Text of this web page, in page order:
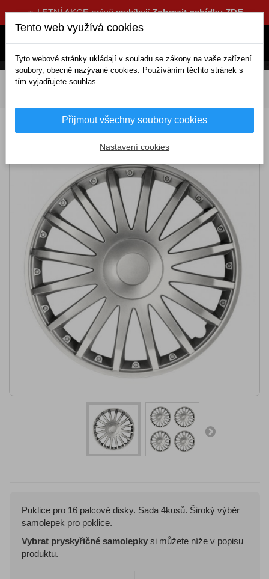
☀️ LETNÍ AKCE právě probíhajíZobrazit nabídku ZDE
DOMOV Exteriérové doplňky
Puklice 16 CRYSTAL silver
Puklice pro 16 palcové disky. Sada 4kusů. Široký výběr
samolepek pro poklice.
Vybrat pryskyřičné samolepky si můžete níže v popisu
produktu.
Tento web využívá cookies
Tyto webové stránky ukládají v souladu se zákony na vaše zařízení
soubory, obecně nazývané cookies. Používáním těchto stránek s
tím vyjadřujete souhlas.
Přijmout všechny soubory cookies
Nastavení cookies